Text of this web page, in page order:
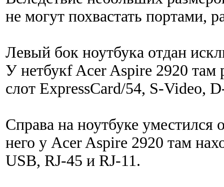
не могут похвастать портами,
Левый бок ноутбука отдан
У нетбукf Acer Aspire 2920 там
слот ExpressCard/54, S-Video,
Справа на ноутбуке
него у Acer Aspire 2920 там
USB, RJ-45 и RJ-11.